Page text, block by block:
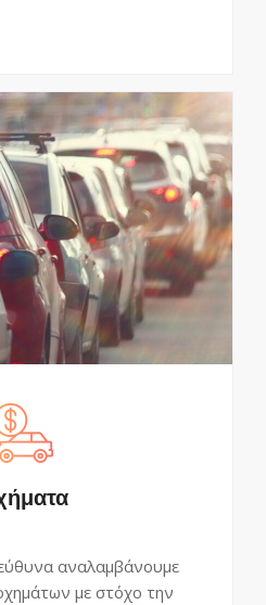
αναλαμβάνουμε
με στόχο την